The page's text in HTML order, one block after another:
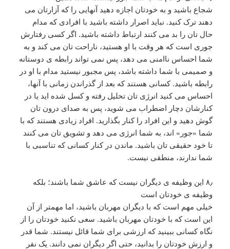
شجاع باشید و به خودتان اجازه دهید آنهایی را که آزارتان می
دهند ترک کنید. نباید اصرار داشته باشید با افرادی که مدام
حال تان را بد می کنند ارتباط داشته باشید. اگر کسی رفتارش
جوری است که هر وقت با او هستید، ناراحت تان می کند و به
شما احساس ناامنی می دهد، پس نمی تواند رابطه ی دوستانه
و صمیمی با شما داشته باشد، پس مجبور نیستید مدام با او در
رابطه باشید. کسانی هستند که بعد از گذراندن زمانی با آنها،
احساس می کنید انرژی تان تحلیل رفته و کسل شده اید یا در
کنارشان دچار اضطراب می شوید، پس به صدای درون تان
گوش دهید و این افراد را کنار بگذارید. افراد زیادی هستند که با
شما «جور» اند، به شما انرژی می دهد و تشویق تان می کنند
تا خود حقیقی تان باشید. ماندن در کنار کسانی که تناسبی با
شما ندارند، منطقی نیست.
۸٫ این وظیفه ی دیگران نیست که عاشق شما باشند؛ بلکه
وظیفه ی خودتان است
خیلی مهم است که با دیگران مهربان باشید، اما مهمتر از آن
این است که با خودتان مهربان باشید. سعی نکنید خودتان را از
نگاه کسانی ببینید که ارزشی برای شما قائل نیستند. شما قدر
و ارزش خودتان را بدانید، حتی اگر دیگران نمی دانند. یک نفر